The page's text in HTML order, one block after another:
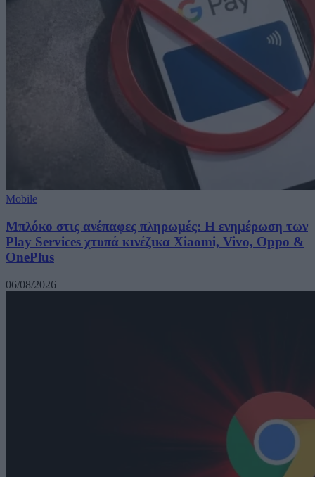
Mobile
Μπλόκο στις ανέπαφες πληρωμές: Η ενημέρωση των
Play Services χτυπά κινέζικα Xiaomi, Vivo, Oppo &
OnePlus
06/08/2026